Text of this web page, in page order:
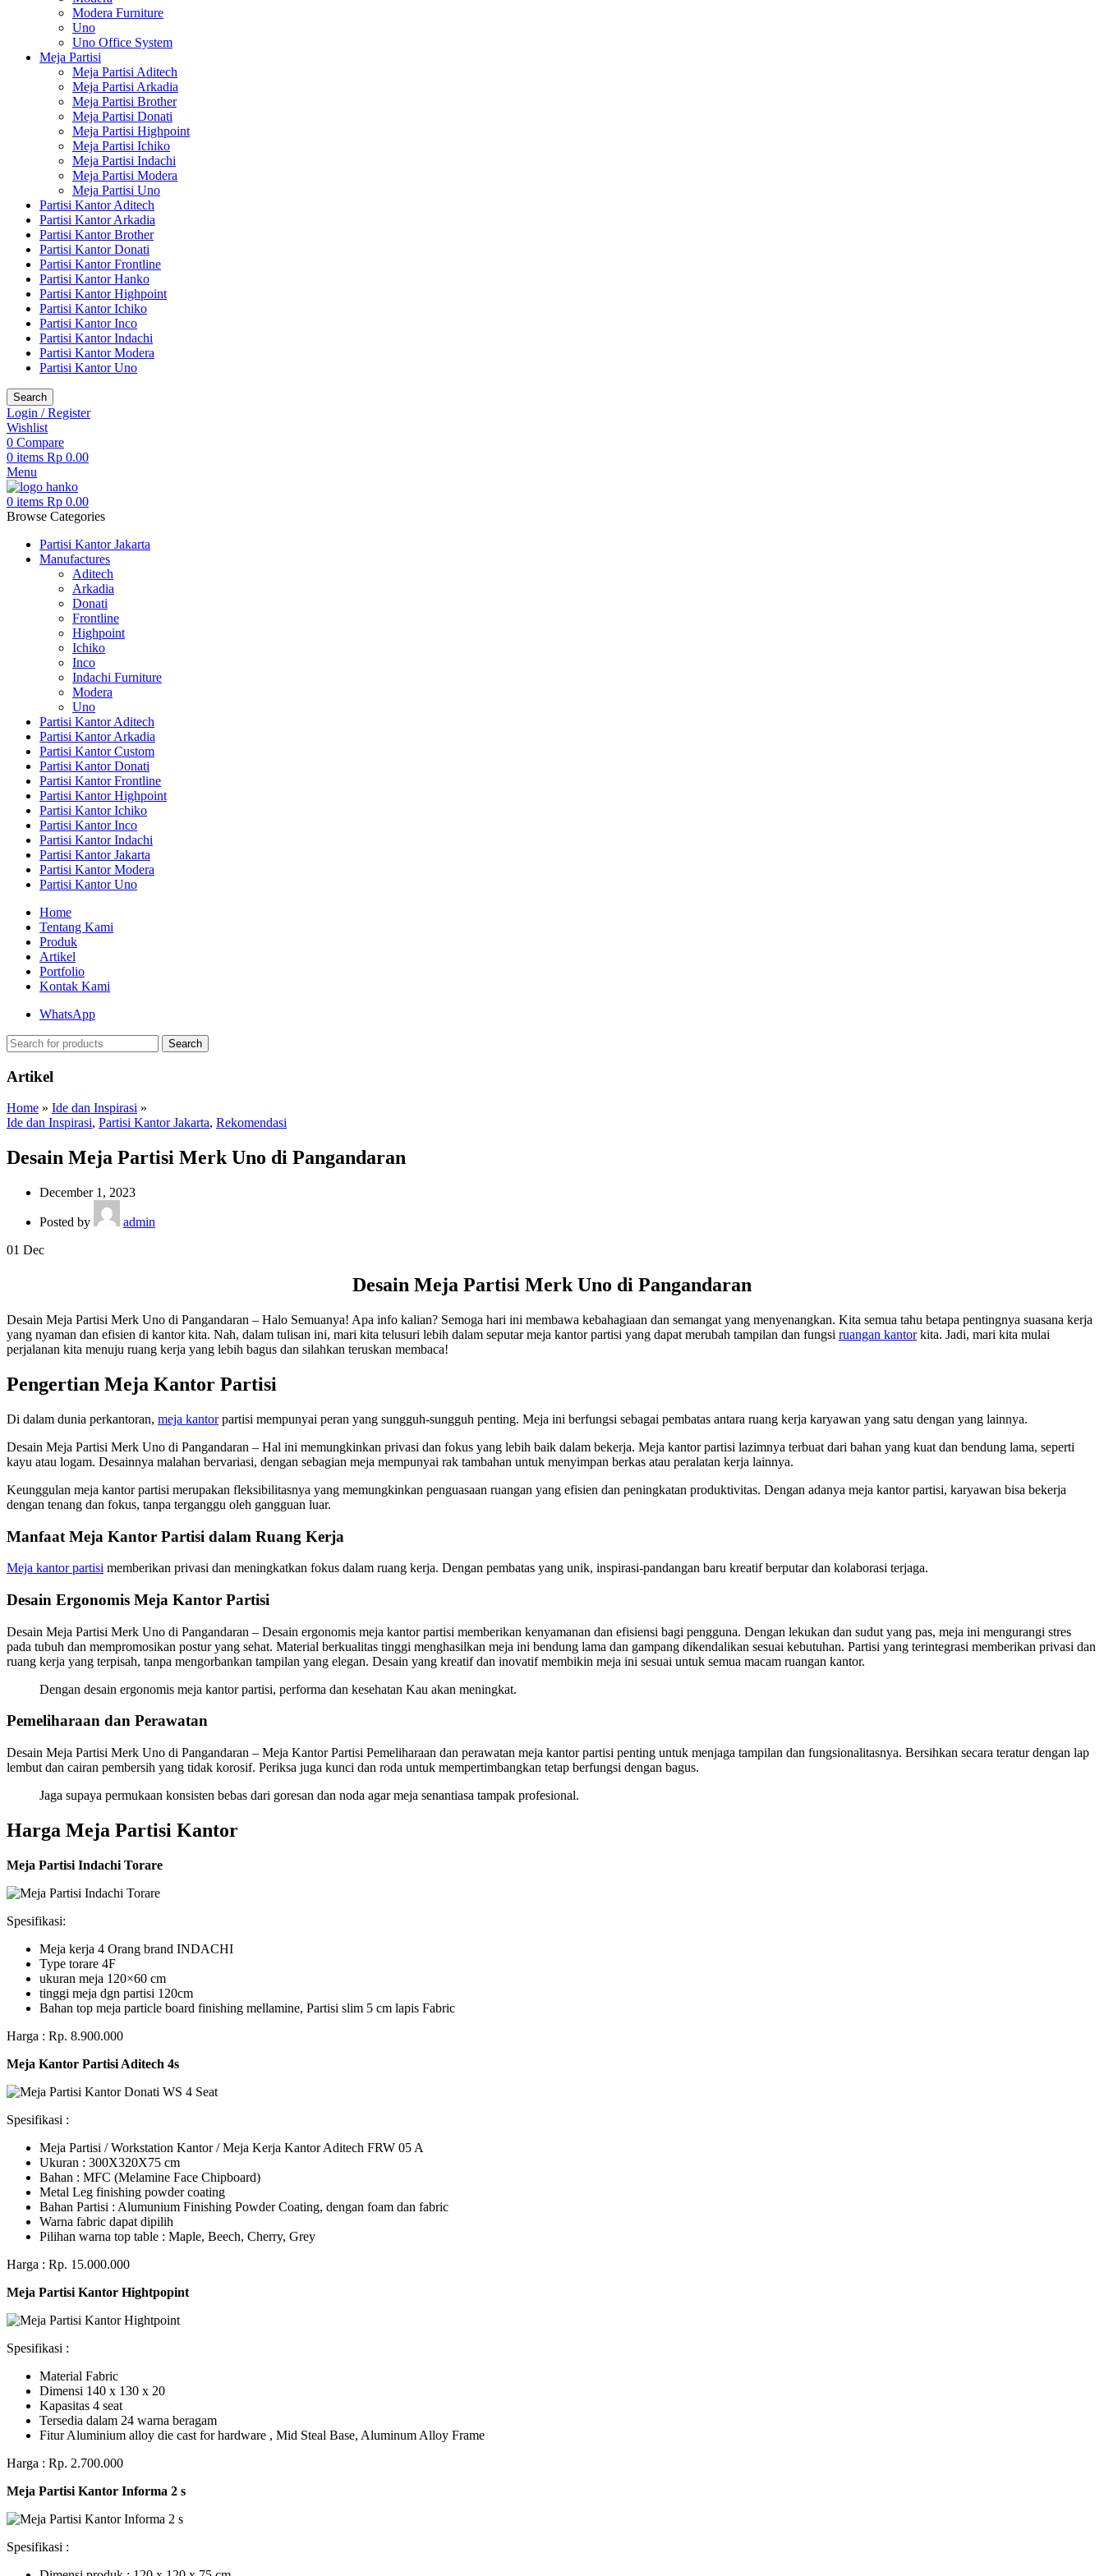
Modera Furniture
Uno
Uno Office System
Meja Partisi
Meja Partisi Aditech
Meja Partisi Arkadia
Meja Partisi Brother
Meja Partisi Donati
Meja Partisi Highpoint
Meja Partisi Ichiko
Meja Partisi Indachi
Meja Partisi Modera
Meja Partisi Uno
Partisi Kantor Aditech
Partisi Kantor Arkadia
Partisi Kantor Brother
Partisi Kantor Donati
Partisi Kantor Frontline
Partisi Kantor Hanko
Partisi Kantor Highpoint
Partisi Kantor Ichiko
Partisi Kantor Inco
Partisi Kantor Indachi
Partisi Kantor Modera
Partisi Kantor Uno
Search
Login / Register
Wishlist
0 Compare
0 items Rp 0.00
Menu
0 items Rp 0.00
Browse Categories
Partisi Kantor Jakarta
Manufactures
Aditech
Arkadia
Donati
Frontline
Highpoint
Ichiko
Inco
Indachi Furniture
Modera
Uno
Partisi Kantor Aditech
Partisi Kantor Arkadia
Partisi Kantor Custom
Partisi Kantor Donati
Partisi Kantor Frontline
Partisi Kantor Highpoint
Partisi Kantor Ichiko
Partisi Kantor Inco
Partisi Kantor Indachi
Partisi Kantor Jakarta
Partisi Kantor Modera
Partisi Kantor Uno
Home
Tentang Kami
Produk
Artikel
Portfolio
Kontak Kami
WhatsApp
Search
Artikel
Home » Ide dan Inspirasi »
Ide dan Inspirasi, Partisi Kantor Jakarta, Rekomendasi
Desain Meja Partisi Merk Uno di Pangandaran
December 1, 2023
Posted by
admin
01 Dec
Desain Meja Partisi Merk Uno di Pangandaran
Desain Meja Partisi Merk Uno di Pangandaran – Halo Semuanya! Apa info kalian? Semoga hari ini membawa kebahagiaan dan semangat yang menyenangkan. Kita semua tahu betapa pentingnya suasana kerja
yang nyaman dan efisien di kantor kita. Nah, dalam tulisan ini, mari kita telusuri lebih dalam seputar meja kantor partisi yang dapat merubah tampilan dan fungsi ruangan kantorkita. Jadi, mari kita mulai
perjalanan kita menuju ruang kerja yang lebih bagus dan silahkan teruskan membaca!
Pengertian Meja Kantor Partisi
Di dalam dunia perkantoran, meja kantorpartisi mempunyai peran yang sungguh-sungguh penting. Meja ini berfungsi sebagai pembatas antara ruang kerja karyawan yang satu dengan yang lainnya.
Desain Meja Partisi Merk Uno di Pangandaran – Hal ini memungkinkan privasi dan fokus yang lebih baik dalam bekerja. Meja kantor partisi lazimnya terbuat dari bahan yang kuat dan bendung lama, seperti
kayu atau logam. Desainnya malahan bervariasi, dengan sebagian meja mempunyai rak tambahan untuk menyimpan berkas atau peralatan kerja lainnya.
Keunggulan meja kantor partisi merupakan fleksibilitasnya yang memungkinkan penguasaan ruangan yang efisien dan peningkatan produktivitas. Dengan adanya meja kantor partisi, karyawan bisa bekerja
dengan tenang dan fokus, tanpa terganggu oleh gangguan luar.
Manfaat Meja Kantor Partisi dalam Ruang Kerja
Meja kantor partisi memberikan privasi dan meningkatkan fokus dalam ruang kerja. Dengan pembatas yang unik, inspirasi-pandangan baru kreatif berputar dan kolaborasi terjaga.
Desain Ergonomis Meja Kantor Partisi
Desain Meja Partisi Merk Uno di Pangandaran – Desain ergonomis meja kantor partisi memberikan kenyamanan dan efisiensi bagi pengguna. Dengan lekukan dan sudut yang pas, meja ini mengurangi stres
pada tubuh dan mempromosikan postur yang sehat. Material berkualitas tinggi menghasilkan meja ini bendung lama dan gampang dikendalikan sesuai kebutuhan. Partisi yang terintegrasi memberikan privasi dan
ruang kerja yang terpisah, tanpa mengorbankan tampilan yang elegan. Desain yang kreatif dan inovatif membikin meja ini sesuai untuk semua macam ruangan kantor.
Dengan desain ergonomis meja kantor partisi, performa dan kesehatan Kau akan meningkat.
Pemeliharaan dan Perawatan
Desain Meja Partisi Merk Uno di Pangandaran – Meja Kantor Partisi Pemeliharaan dan perawatan meja kantor partisi penting untuk menjaga tampilan dan fungsionalitasnya. Bersihkan secara teratur dengan lap
lembut dan cairan pembersih yang tidak korosif. Periksa juga kunci dan roda untuk mempertimbangkan tetap berfungsi dengan bagus.
Jaga supaya permukaan konsisten bebas dari goresan dan noda agar meja senantiasa tampak profesional.
Harga Meja Partisi Kantor
Meja Partisi Indachi Torare
Spesifikasi:
Meja kerja 4 Orang brand INDACHI
Type torare 4F
ukuran meja 120×60 cm
tinggi meja dgn partisi 120cm
Bahan top meja particle board finishing mellamine, Partisi slim 5 cm lapis Fabric
Harga : Rp. 8.900.000
Meja Kantor Partisi Aditech 4s
Spesifikasi :
Meja Partisi / Workstation Kantor / Meja Kerja Kantor Aditech FRW 05 A
Ukuran : 300X320X75 cm
Bahan : MFC (Melamine Face Chipboard)
Metal Leg finishing powder coating
Bahan Partisi : Alumunium Finishing Powder Coating, dengan foam dan fabric
Warna fabric dapat dipilih
Pilihan warna top table : Maple, Beech, Cherry, Grey
Harga : Rp. 15.000.000
Meja Partisi Kantor Hightpopint
Spesifikasi :
Material Fabric
Dimensi 140 x 130 x 20
Kapasitas 4 seat
Tersedia dalam 24 warna beragam
Fitur Aluminium alloy die cast for hardware , Mid Steal Base, Aluminum Alloy Frame
Harga : Rp. 2.700.000
Meja Partisi Kantor Informa 2 s
Spesifikasi :